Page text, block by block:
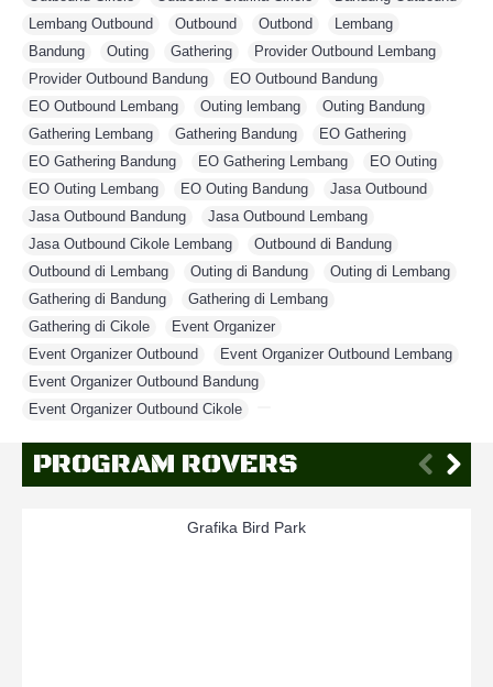
Lembang Outbound
Outbound Outbond Lembang
Bandung
Outing Gathering Provider Outbound Lembang
Provider Outbound Bandung
EO Outbound Bandung
EO Outbound Lembang
Outing lembang Outing Bandung
Gathering Lembang
Gathering Bandung EO Gathering
EO Gathering Bandung
EO Gathering Lembang EO Outing
EO Outing Lembang
EO Outing Bandung Jasa Outbound
Jasa Outbound Bandung
Jasa Outbound Lembang
Jasa Outbound Cikole Lembang
Outbound di Bandung
Outbound di Lembang
Outing di Bandung Outing di Lembang
Gathering di Bandung
Gathering di Lembang
Gathering di Cikole
Event Organizer
Event Organizer Outbound
Event Organizer Outbound Lembang
Event Organizer Outbound Bandung
Event Organizer Outbound Cikole
PROGRAM ROVERS
Grafika Bird Park